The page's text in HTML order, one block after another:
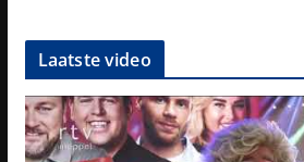
Laatste video